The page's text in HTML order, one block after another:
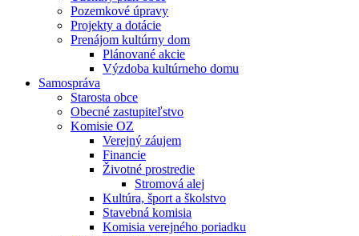
Pozemkové úpravy
Projekty a dotácie
Prenájom kultúrny dom
Plánované akcie
Výzdoba kultúrneho domu
Samospráva
Starosta obce
Obecné zastupiteľstvo
Komisie OZ
Verejný záujem
Financie
Životné prostredie
Stromová alej
Kultúra, šport a školstvo
Stavebná komisia
Komisia verejného poriadku